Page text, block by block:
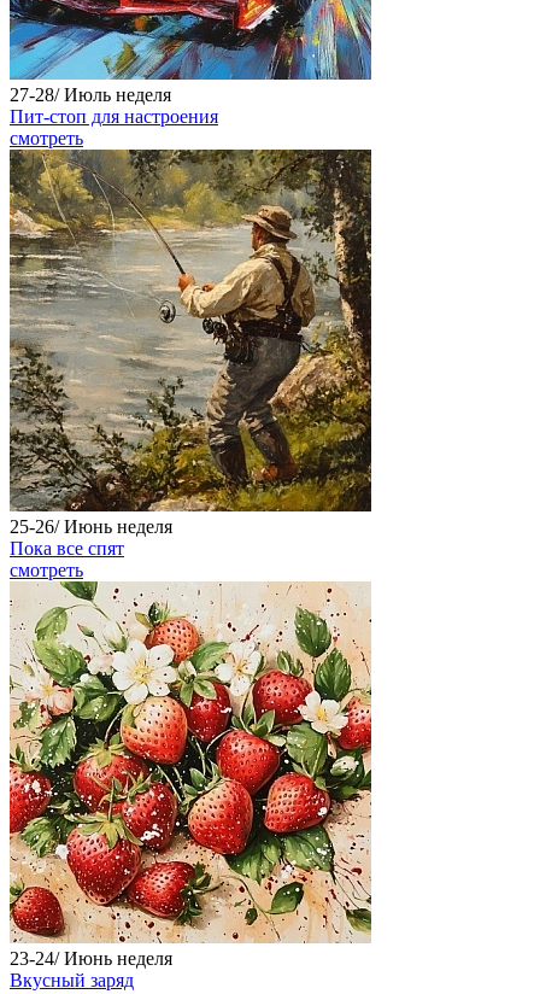
27-28/ Июль неделя
Пит-стоп для настроения
смотреть
25-26/ Июнь неделя
Пока все спят
смотреть
23-24/ Июнь неделя
Вкусный заряд